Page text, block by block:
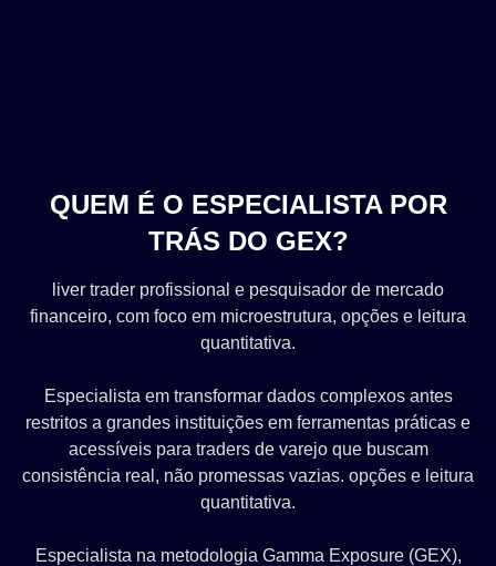
QUEM É O ESPECIALISTA POR
TRÁS DO GEX?
liver trader profissional e pesquisador de mercado
financeiro, com foco em microestrutura, opções e leitura
quantitativa.
Especialista em transformar dados complexos antes
restritos a grandes instituições em ferramentas práticas e
acessíveis para traders de varejo que buscam
consistência real, não promessas vazias. opções e leitura
quantitativa.
Especialista na metodologia Gamma Exposure (GEX),